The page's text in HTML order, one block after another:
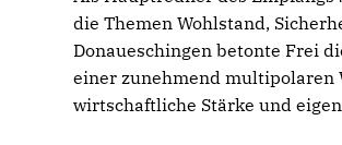
die Themen Wohlstand,
Donaueschingen betonte Frei
einer zunehmend multipolaren
wirtschaftliche Stärke und